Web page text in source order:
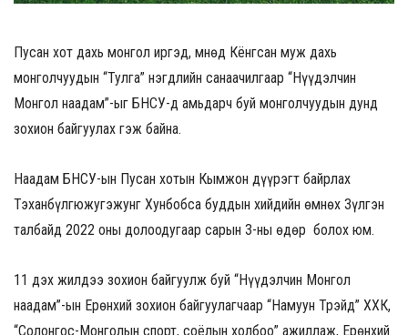
Пусан хот дахь монгол иргэд, Өмнөд Кёнгсан муж дахь
монголчуудын “Тулга” нэгдлийн санаачилгаар “Нүүдэлчин
Монгол наадам”-ыг БНСУ-д амьдарч буй монголчуудын дунд
зохион байгуулах гэж байна.
Наадам БНСУ-ын Пусан хотын Кымжон дүүрэгт байрлах
Тэханбүлгюжугэжунг Хунбобса буддын хийдийн өмнөх Зүлгэн
талбайд 2022 оны долоодугаар сарын 3-ны өдөр болох юм.
11 дэх жилдээ зохион байгуулж буй “Нүүдэлчин Монгол
наадам”-ын Ерөнхий зохион байгуулагчаар “Намуун Трэйд” ХХК,
“Солонгос-Монголын спорт, соёлын холбоо” ажиллаж, Ерөнхий